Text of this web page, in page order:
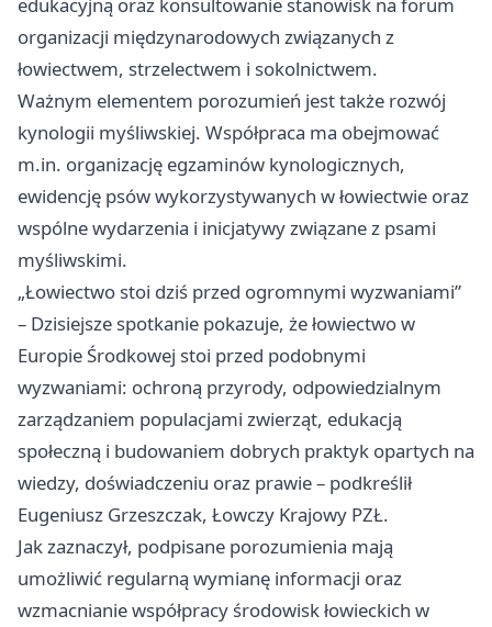
organizacji międzynarodowych związanych z
łowiectwem, strzelectwem i sokolnictwem.
Ważnym elementem porozumień jest także rozwój
kynologii myśliwskiej. Współpraca ma obejmować
m.in. organizację egzaminów kynologicznych,
ewidencję psów wykorzystywanych w łowiectwie oraz
wspólne wydarzenia i inicjatywy związane z psami
myśliwskimi.
„Łowiectwo stoi dziś przed ogromnymi wyzwaniami”
– Dzisiejsze spotkanie pokazuje, że łowiectwo w
Europie Środkowej stoi przed podobnymi
wyzwaniami: ochroną przyrody, odpowiedzialnym
zarządzaniem populacjami zwierząt, edukacją
społeczną i budowaniem dobrych praktyk opartych na
wiedzy, doświadczeniu oraz prawie – podkreślił
Eugeniusz Grzeszczak, Łowczy Krajowy PZŁ.
Jak zaznaczył, podpisane porozumienia mają
umożliwić regularną wymianę informacji oraz
wzmacnianie współpracy środowisk łowieckich w